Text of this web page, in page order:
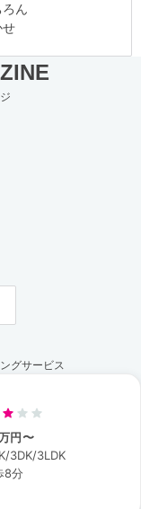
ん
せ
グサービス
円〜
3DK/3LDK
8分